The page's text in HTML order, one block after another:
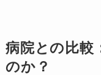
病院との比較
のか？